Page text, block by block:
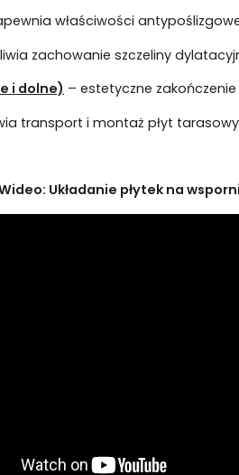
właściwości
zachowanie szczeliny
i dolne) – estetyczne
transport i montaż płyt
Układanie płytek na